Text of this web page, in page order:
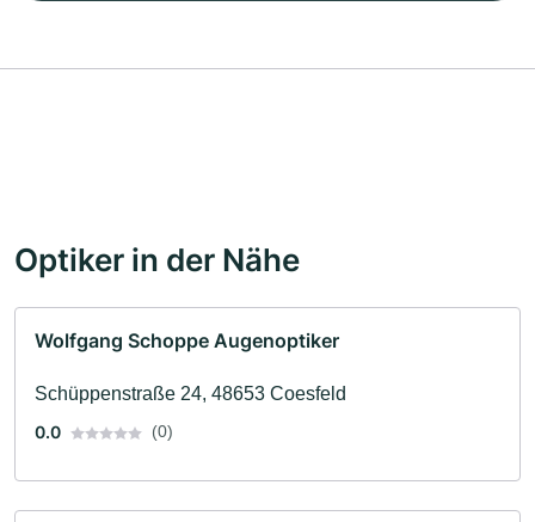
Optiker in der Nähe
Wolfgang Schoppe Augenoptiker
Schüppenstraße 24, 48653 Coesfeld
0.0
(0)